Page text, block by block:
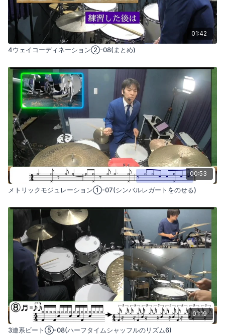
01:42
4ウェイコーディネーション②-08(まとめ)
00:53
メトリックモジュレーション①-07(シンバルレガートをのせる)
01:19
3連系ビート⑤-08(ハーフタイムシャッフルのリズム6)